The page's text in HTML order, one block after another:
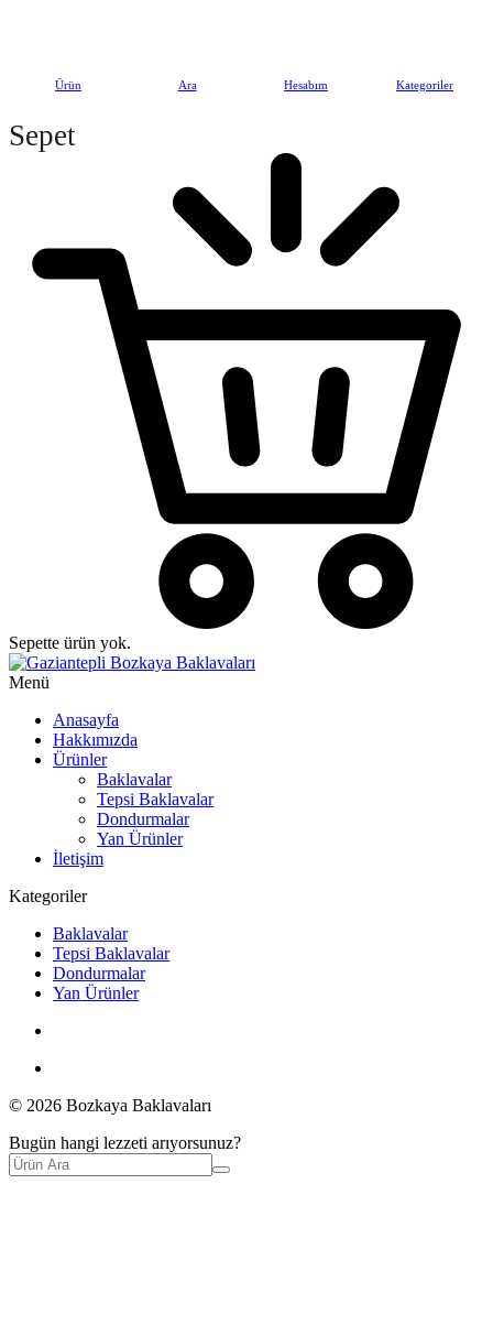
Ürün Ara Hesabım Kategoriler
Sepette ürün yok.
Menü
Anasayfa
Hakkımızda
Ürünler
Baklavalar
Tepsi Baklavalar
Dondurmalar
Yan Ürünler
İletişim
Kategoriler
Baklavalar
Tepsi Baklavalar
Dondurmalar
Yan Ürünler
© 2026 Bozkaya Baklavaları
Bugün hangi lezzeti arıyorsunuz?